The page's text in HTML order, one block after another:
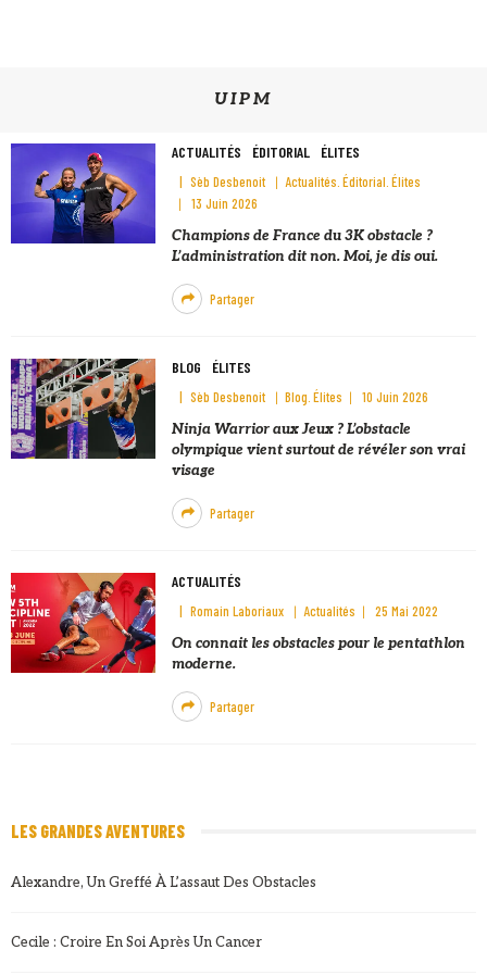
UIPM
ACTUALITÉS ÉDITORIAL ÉLITES
Sèb Desbenoit Actualités Éditorial Élites
13 Juin 2026
Champions de France du 3K obstacle ?
L’administration dit non. Moi, je dis oui.
Partager
BLOG ÉLITES
Sèb Desbenoit Blog Élites
10 Juin 2026
Ninja Warrior aux Jeux ? L’obstacle
olympique vient surtout de révéler son vrai
visage
Partager
ACTUALITÉS
Romain Laboriaux Actualités
25 Mai 2022
On connait les obstacles pour le pentathlon
moderne.
Partager
LES GRANDES AVENTURES
Alexandre, Un Greffé À L’assaut Des Obstacles
Cecile : Croire En Soi Après Un Cancer